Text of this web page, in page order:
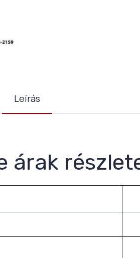
Leírás
árak